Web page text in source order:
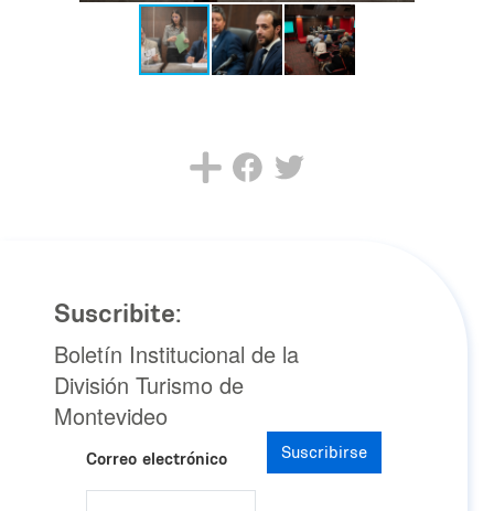
Suscribite:
Boletín Institucional de la
División Turismo de
Montevideo
Correo electrónico Suscribirse